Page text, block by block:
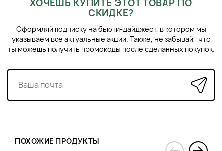
одежду.
Храните сыворотку в прохладном
месте, избегая прямых солнечных лучей. После
использования тщательно закройте флакон.
ХОЧЕШЬ КУПИТЬ ЭТОТ ТОВАР ПО
СКИДКЕ?
Оформляй подписку на бьюти-дайджест, в котором мы
указываем все актуальные акции. Также, не забывай, что
ты можешь получить промокоды после сделанных покупок.
ПОХОЖИЕ ПРОДУКТЫ ›